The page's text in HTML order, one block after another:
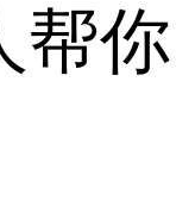
帮你